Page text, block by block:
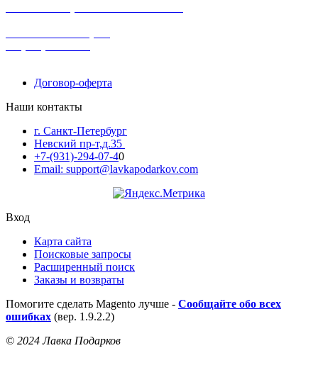
Договор-оферта
Наши контакты
г. Санкт-Петербург
Невский пр-т,д.35
+7-(931)-294-07-40
Email: support@lavkapodarkov.com
Вход
Карта сайта
Поисковые запросы
Расширенный поиск
Заказы и возвраты
Помогите сделать Magento лучше - Сообщайте обо всех
ошибках (вер. 1.9.2.2)
© 2024 Лавка Подарков